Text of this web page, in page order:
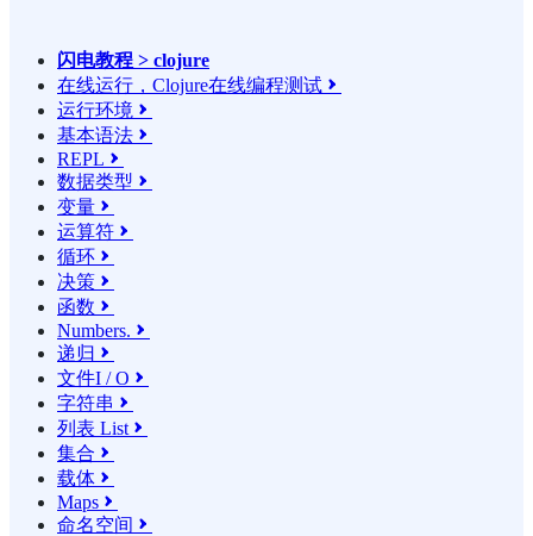
闪电教程 > clojure
在线运行，Clojure在线编程测试 
运行环境 
基本语法 
REPL 
数据类型 
变量 
运算符 
循环 
决策 
函数 
Numbers. 
递归 
文件I / O 
字符串 
列表 List 
集合 
载体 
Maps 
命名空间 